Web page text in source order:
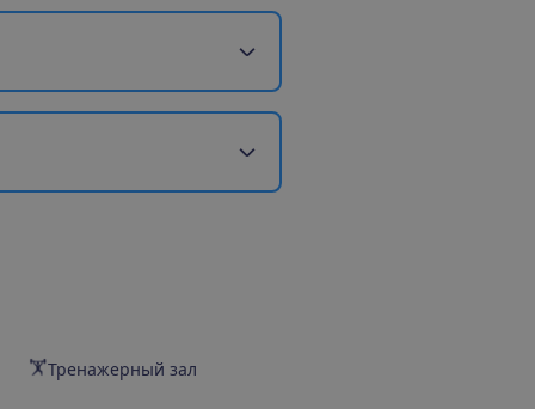
Тренажерный зал